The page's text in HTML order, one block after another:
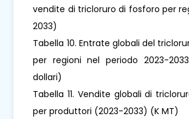
vendite di tricloruro di fosforo per
2033)
Tabella 10. Entrate globali del
per regioni nel periodo 2023-
dollari)
Tabella 11. Vendite globali di
per produttori (2023-2033) (K MT)